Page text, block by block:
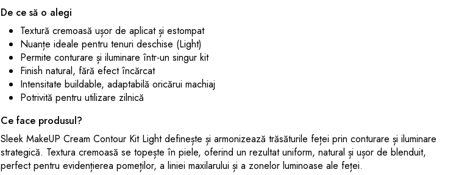
De ce să o alegi
Textură cremoasă ușor de aplicat și estompat
Nuanțe ideale pentru tenuri deschise (Light)
Permite conturare și iluminare într-un singur kit
Finish natural, fără efect încărcat
Intensitate buildable, adaptabilă oricărui machiaj
Potrivită pentru utilizare zilnică
Ce face produsul?
Sleek MakeUP Cream Contour Kit Light definește și armonizează trăsăturile feței prin conturare și iluminare
strategică. Textura cremoasă se topește în piele, oferind un rezultat uniform, natural și ușor de blenduit,
perfect pentru evidențierea pomeților, a liniei maxilarului și a zonelor luminoase ale feței.